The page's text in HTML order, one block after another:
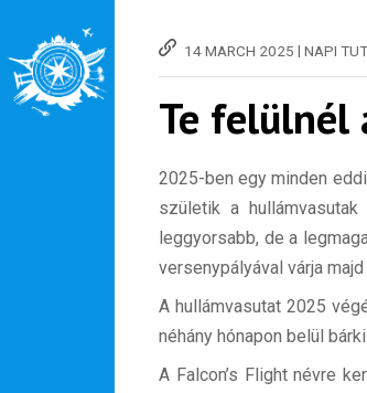
14 MARCH 2025 | NAPI
Te felülnél
2025-ben egy minden
születik a
leggyorsabb, de a
versenypályával várja
A hullámvasutat 2025
néhány hónapon belül
A Falcon’s Flight névre